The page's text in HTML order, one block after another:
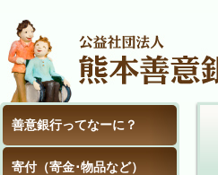
善意銀行ってなーに？
寄付（寄金･物品など）